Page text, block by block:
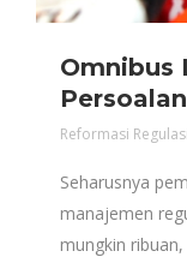
Omnibus
Reformasi Regulasi
Seharusnya
manajemen
mungkin